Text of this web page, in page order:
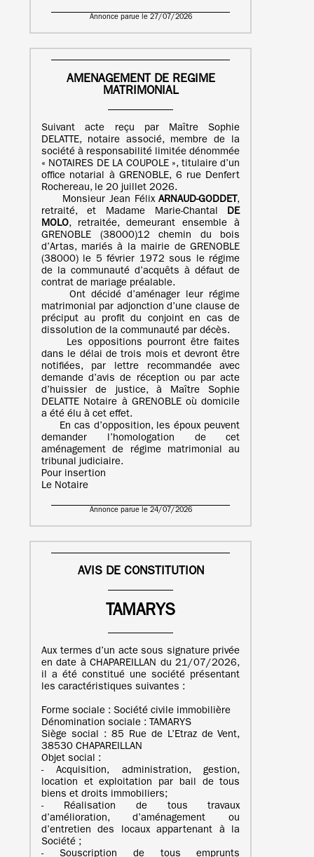
Annonce parue le 27/07/2026
AMENAGEMENT DE REGIME
MATRIMONIAL
Suivant acte reçu par Maître Sophie
DELATTE, notaire associé, membre de la
société à responsabilité limitée dénommée
« NOTAIRES DE LA COUPOLE », titulaire d’un
office notarial à GRENOBLE, 6 rue Denfert
Rochereau, le 20 juillet 2026.
Monsieur Jean FélixARNAUD-GODDET ,
retraité, et Madame Marie-Chantal DE
MOLO, retraitée, demeurant ensemble à
GRENOBLE (38000)12 chemin du bois
d’Artas, mariés à la mairie de GRENOBLE
(38000) le 5 février 1972 sous le régime
de la communauté d’acquêts à défaut de
contrat de mariage préalable.
Ont décidé d’aménager leur régime
matrimonial par adjonction d’une clause de
préciput au profit du conjoint en cas de
dissolution de la communauté par décès.
Les oppositions pourront être faites
dans le délai de trois mois et devront être
notifiées, par lettre recommandée avec
demande d’avis de réception ou par acte
d’huissier de justice, à Maître Sophie
DELATTE Notaire à GRENOBLE où domicile
a été élu à cet effet.
En cas d’opposition, les époux peuvent
demander l’homologation de cet
aménagement de régime matrimonial au
tribunal judiciaire.
Pour insertion
Le Notaire
Annonce parue le 24/07/2026
AVIS DE CONSTITUTION
TAMARYS
Aux termes d’un acte sous signature privée
en date à CHAPAREILLAN du 21/07/2026,
il a été constitué une société présentant
les caractéristiques suivantes :
Forme sociale : Société civile immobilière
Dénomination sociale : TAMARYS
Siège social : 85 Rue de L’Etraz de Vent,
38530 CHAPAREILLAN
Objet social :
- Acquisition, administration, gestion,
location et exploitation par bail de tous
biens et droits immobiliers;
- Réalisation de tous travaux
d’amélioration, d’aménagement ou
d’entretien des locaux appartenant à la
Société ;
- Souscription de tous emprunts